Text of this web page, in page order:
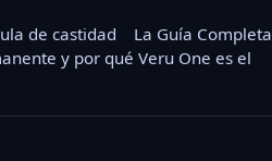
de castidad
La Guía Completa
y por qué Veru One es el